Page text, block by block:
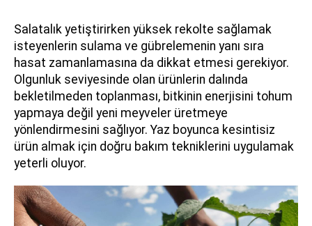
Salatalık yetiştirirken yüksek rekolte sağlamak
isteyenlerin sulama ve gübrelemenin yanı sıra
hasat zamanlamasına da dikkat etmesi gerekiyor.
Olgunluk seviyesinde olan ürünlerin dalında
bekletilmeden toplanması, bitkinin enerjisini tohum
yapmaya değil yeni meyveler üretmeye
yönlendirmesini sağlıyor. Yaz boyunca kesintisiz
ürün almak için doğru bakım tekniklerini uygulamak
yeterli oluyor.